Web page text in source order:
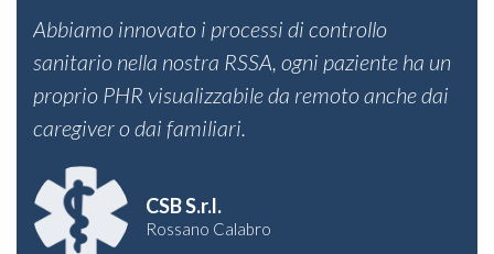
Abbiamo innovato i processi di controllo
sanitario nella nostra RSSA, ogni paziente ha un
proprio PHR visualizzabile da remoto anche dai
caregiver o dai familiari.
CSB S.r.l.
Rossano Calabro